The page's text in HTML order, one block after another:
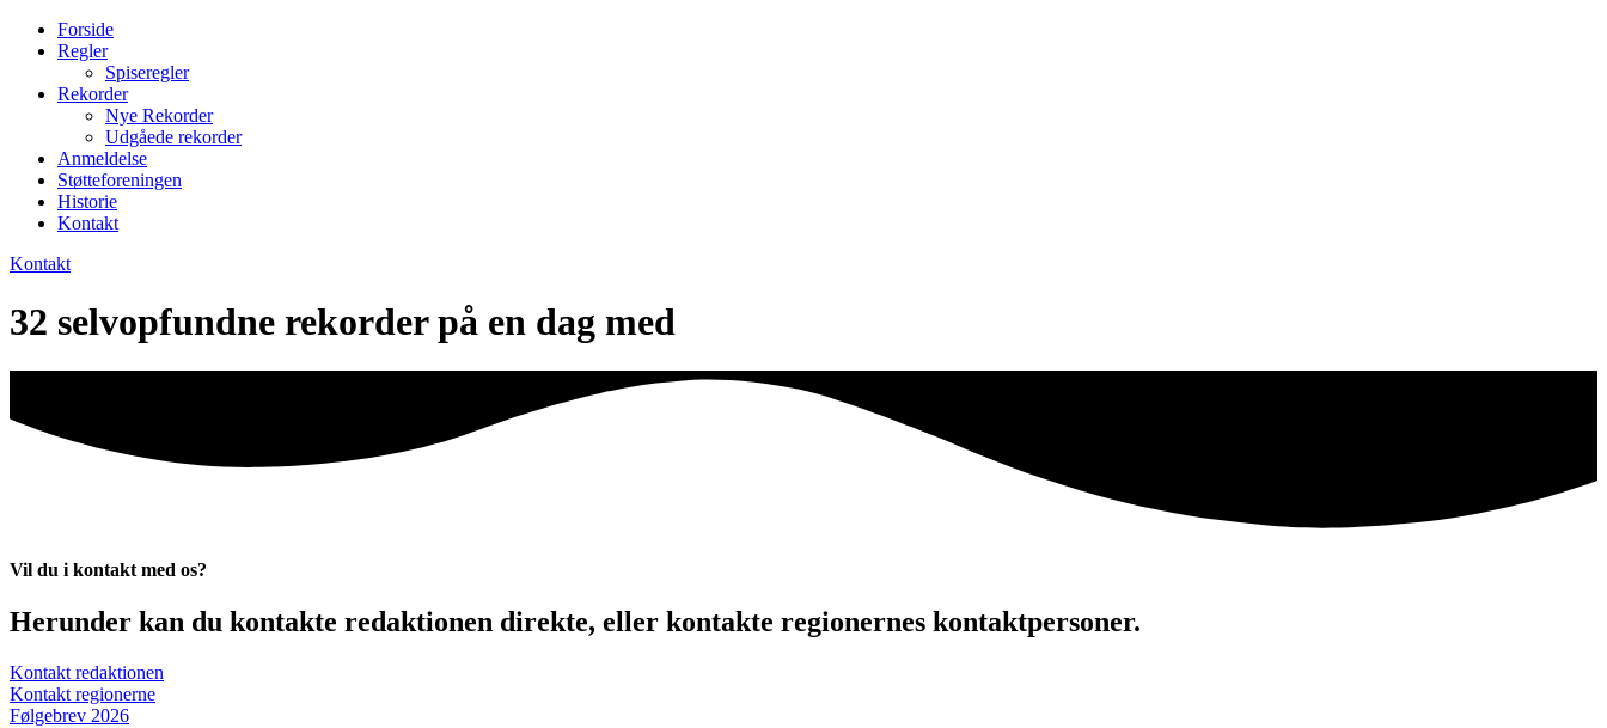
Forside
Regler
Spiseregler
Rekorder
Nye Rekorder
Udgåede rekorder
Anmeldelse
Støtteforeningen
Historie
Kontakt
Kontakt
32 selvopfundne rekorder på en dag med
Vil du i kontakt med os?
Herunder kan du kontakte redaktionen direkte, eller kontakte regionernes kontaktpersoner.
Kontakt redaktionen
Kontakt regionerne
Følgebrev 2026